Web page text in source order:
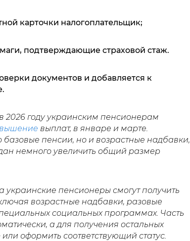
карточки налогоплательщик;
подтверждающие страховой стаж.
документов и добавляется к
2026 году украинским пенсионерам
выплат, в январе и марте.
пенсии, но и возрастные надбавки,
немного увеличить общий размер
пенсионеры смогут получить
возрастные надбавки, разовые
социальных программах. Часть
а для получения остальных
оформить соответствующий статус.